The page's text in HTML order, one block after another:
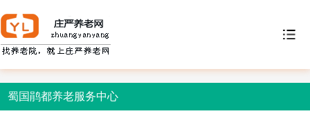
蜀国鹃都养老服务中心